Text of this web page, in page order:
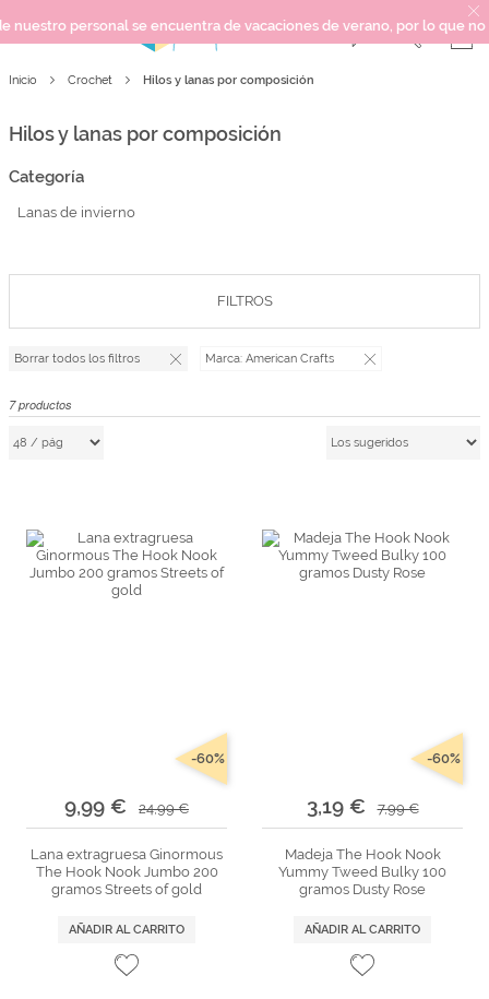
personal se encuentra de vacaciones de verano, por lo que no
Por Puntos
Top Ventas
SCRAPBOOKING
MIXED MEDIA
CRAFT Y DIY
PAPELERÍA Y FIESTAS
PLANNERS
Inicio Crochet Hilos y lanas por composición
Hilos y lanas por composición
7productos
9,99 € 24,99 €
-60%
Lana extragruesa Ginormous
The Hook Nook Jumbo 200
gramos Streets of gold
AÑADIR AL CARRITO
3,19 € 7,99 €
-60%
Madeja The Hook Nook
Yummy Tweed Bulky 100
gramos Dusty Rose
AÑADIR AL CARRITO
Categoría
Lanas de invierno
FILTROS
Borrar todos los filtros Marca: American Crafts